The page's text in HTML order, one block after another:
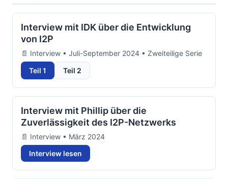
Interview mit IDK über die Entwicklung
von I2P
📄 Interview • Juli-September 2024 • Zweiteilige Serie
Teil 1
Teil 2
Interview mit Phillip über die
Zuverlässigkeit des I2P-Netzwerks
📄 Interview • März 2024
Interview lesen